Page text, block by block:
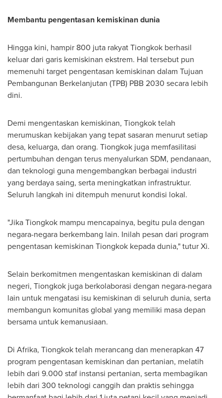
Membantu pengentasan kemiskinan dunia
Hingga kini, hampir 800 juta rakyat Tiongkok berhasil
keluar dari garis kemiskinan ekstrem. Hal tersebut pun
memenuhi target pengentasan kemiskinan dalam Tujuan
Pembangunan Berkelanjutan (TPB) PBB 2030 secara lebih
dini.
Demi mengentaskan kemiskinan, Tiongkok telah
merumuskan kebijakan yang tepat sasaran menurut setiap
desa, keluarga, dan orang. Tiongkok juga memfasilitasi
pertumbuhan dengan terus menyalurkan SDM, pendanaan,
dan teknologi guna mengembangkan berbagai industri
yang berdaya saing, serta meningkatkan infrastruktur.
Seluruh langkah ini ditempuh menurut kondisi lokal.
"Jika Tiongkok mampu mencapainya, begitu pula dengan
negara-negara berkembang lain. Inilah pesan dari program
pengentasan kemiskinan Tiongkok kepada dunia," tutur Xi.
Selain berkomitmen mengentaskan kemiskinan di dalam
negeri, Tiongkok juga berkolaborasi dengan negara-negara
lain untuk mengatasi isu kemiskinan di seluruh dunia, serta
membangun komunitas global yang memiliki masa depan
bersama untuk kemanusiaan.
Di Afrika, Tiongkok telah merancang dan menerapkan 47
program pengentasan kemiskinan dan pertanian, melatih
lebih dari 9.000 staf instansi pertanian, serta membagikan
lebih dari 300 teknologi canggih dan praktis sehingga